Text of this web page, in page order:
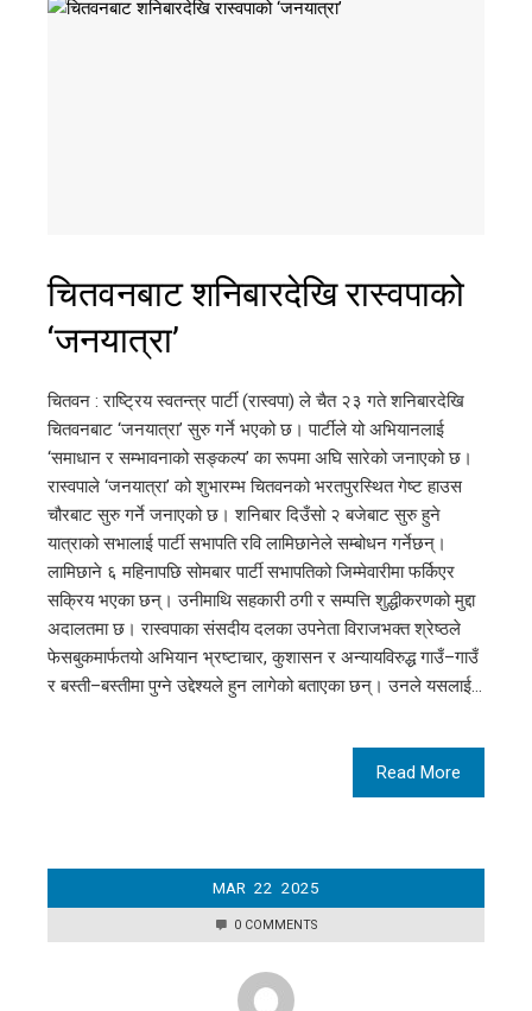
चितवनबाट शनिबारदेखि रास्वपाको
‘जनयात्रा’
चितवन : राष्ट्रिय स्वतन्त्र पार्टी (रास्वपा) ले चैत २३ गते शनिबारदेखि
चितवनबाट ‘जनयात्रा’ सुरु गर्ने भएको छ। पार्टीले यो अभियानलाई
‘समाधान र सम्भावनाको सङ्कल्प’ का रूपमा अघि सारेको जनाएको छ।
रास्वपाले ‘जनयात्रा’ को शुभारम्भ चितवनको भरतपुरस्थित गेष्ट हाउस
चौरबाट सुरु गर्ने जनाएको छ। शनिबार दिउँसो २ बजेबाट सुरु हुने
यात्राको सभालाई पार्टी सभापति रवि लामिछानेले सम्बोधन गर्नेछन्।
लामिछाने ६ महिनापछि सोमबार पार्टी सभापतिको जिम्मेवारीमा फर्किएर
सक्रिय भएका छन्। उनीमाथि सहकारी ठगी र सम्पत्ति शुद्धीकरणको मुद्दा
अदालतमा छ। रास्वपाका संसदीय दलका उपनेता विराजभक्त श्रेष्ठले
फेसबुकमार्फतयो अभियान भ्रष्टाचार, कुशासन र अन्यायविरुद्ध गाउँ–गाउँ
र बस्ती–बस्तीमा पुग्ने उद्देश्यले हुन लागेको बताएका छन्। उनले यसलाई…
Read More
MAR 22 2025
0 COMMENTS